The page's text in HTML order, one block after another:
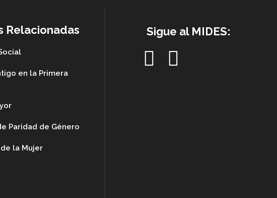
Relacionadas
en la Primera
Paridad de Género
la Mujer
Sigue al MIDES: